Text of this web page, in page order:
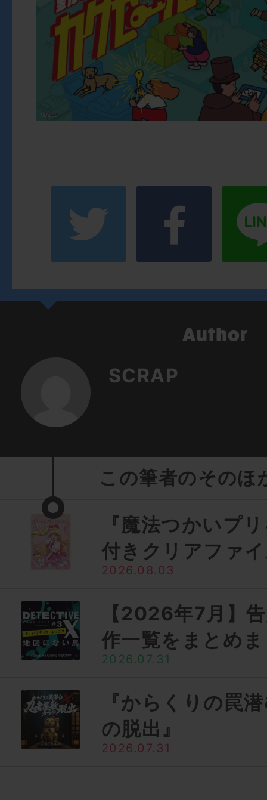
SCRAP
この筆者のそのほ
『魔法つかいプ
付きクリアファ
2026.08.03
【2026年7月】
作一覧をまとめ
2026.07.31
『からくりの罠
の脱出』
2026.07.31